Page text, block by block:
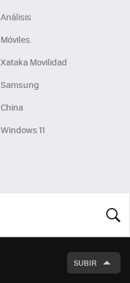
Análisis
Móviles
Xataka Movilidad
Samsung
China
Windows 11
SUBIR